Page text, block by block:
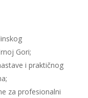
Gori;
i praktičnog
za profesionalni